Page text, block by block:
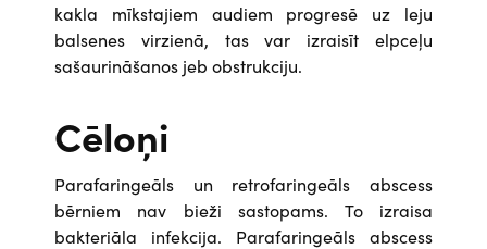
kakla mīkstajiem audiem progresē uz leju
balsenes virzienā, tas var izraisīt elpceļu
sašaurināšanos jeb obstrukciju.
Cēloņi
Parafaringeāls un retrofaringeāls abscess
bērniem nav bieži sastopams. To izraisa
bakteriāla infekcija. Parafaringeāls abscess